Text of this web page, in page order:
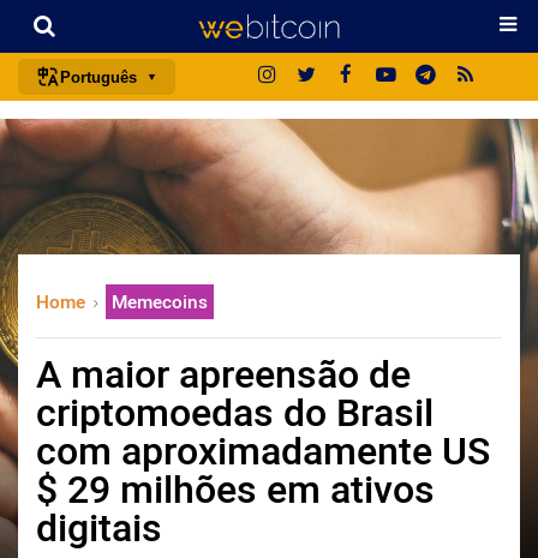
Português
português (BR)
english
español
français
deutsch
中文
русский
한국어
العربية
ไทย
Home Memecoins
A maior apreensão de
criptomoedas do Brasil
com aproximadamente US
$ 29 milhões em ativos
digitais